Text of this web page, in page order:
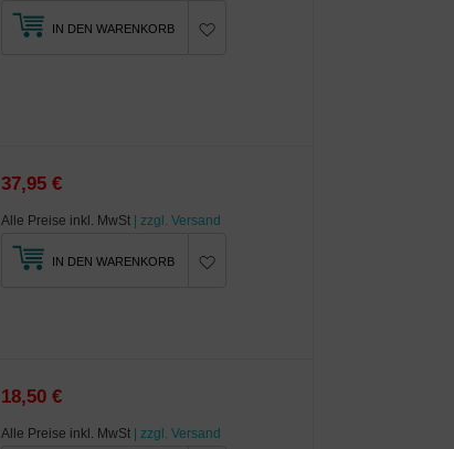
IN DEN WARENKORB
37,95 €
Alle Preise inkl. MwSt | zzgl. Versand
IN DEN WARENKORB
18,50 €
Alle Preise inkl. MwSt | zzgl. Versand